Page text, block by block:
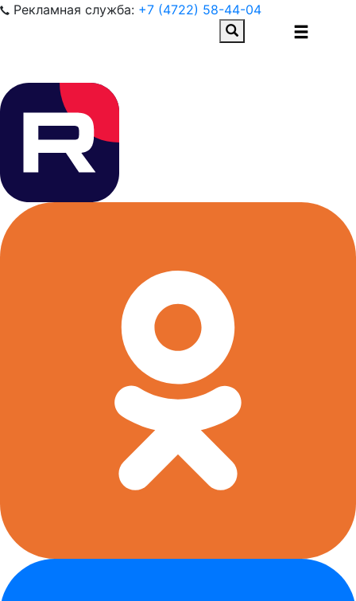
Рекламная служба: +7 (4722) 58-44-04